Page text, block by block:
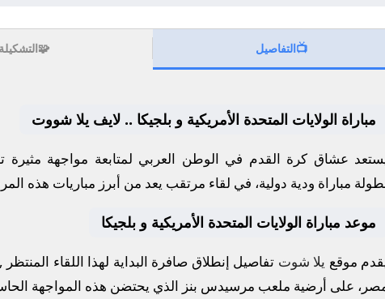
📺التفاصيل 🧩التشكيلة
مباراة الولايات المتحدة الأمريكية و بلجيكا .. لايف يلا شووت
عشاق كرة القدم في الوطن العربي لمتابعة مواجهة مثيرة
مباراة ودية دولية، في لقاء مرتقب يعد من أبرز مباريات هذه
موعد مباراة الولايات المتحدة الأمريكية و بلجيكا
موقع يلا شوت تفاصيل إنطلاق صافرة البداية لهذا اللقاء
على أرضية ملعب مرسيدس بنز الذي يحتضن هذه المواجهة